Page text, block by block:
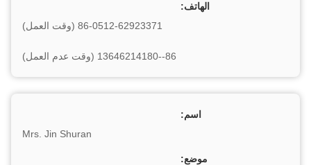
الهاتف:
86-0512-62923371 (وقت العمل)
86--13646214180 (وقت عدم العمل)
اسم:
Mrs. Jin Shuran
موضع: